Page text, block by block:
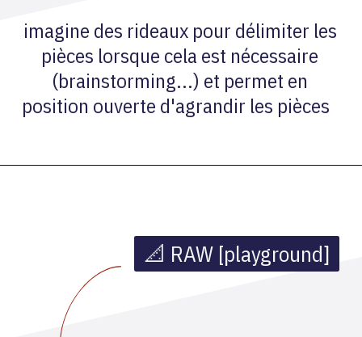
imagine des rideaux pour délimiter les
pièces lorsque cela est nécessaire
(brainstorming...) et permet en
position ouverte d'agrandir les pièces
📐 RAW [playground]